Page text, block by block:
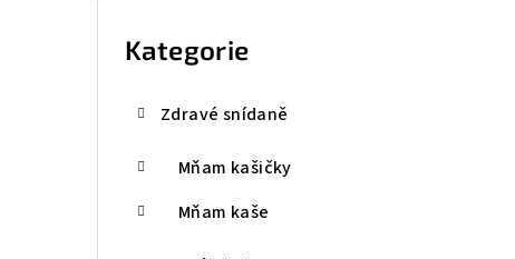
Přeskočit
kategorie
Kategorie
Zdravé snídaně
Mňam kašičky
Mňam kaše